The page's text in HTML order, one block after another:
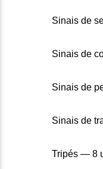
Sinais de
Sinais de
Sinais de
Sinais de
Tripés — 8